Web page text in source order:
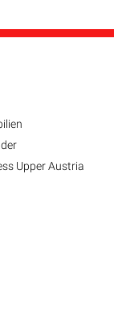
Upper Austria